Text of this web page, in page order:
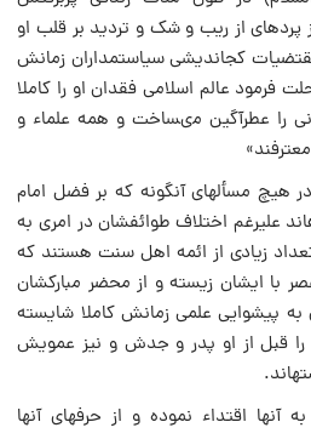
از ریب و شک و تردید بر قلب او
کجاندیشى سیاستمداران زمانش
فرمود عالم اسلامى فقدان او را کاملا
را عطرآگین مىساخت و همه علماء و
هیچ مسألهاى آنگونه که بر فضل امام
علیرغم اختلاف طوائفشان در امرى به
زیادى از ائمه اهل سنت هستند که
با ایشان زیسته و از محضر مبارکشان
پیشوایى علمى زمانش کاملا شایسته
را قبل از او پدر و جدش و نیز عمویش
اقتداء نموده و از حرفهاى آنها